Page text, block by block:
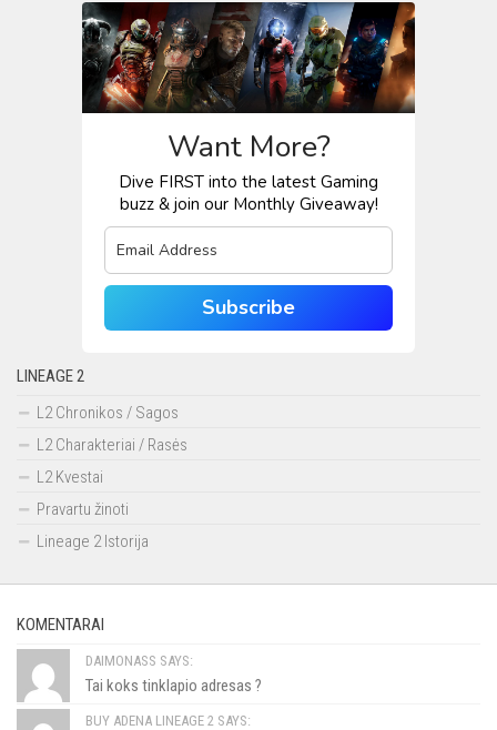
Want More?
Dive FIRST into the latest Gaming
buzz & join our Monthly Giveaway!
Subscribe
LINEAGE 2
L2 Chronikos / Sagos
L2 Charakteriai / Rasės
L2 Kvestai
Pravartu žinoti
Lineage 2 Istorija
KOMENTARAI
DAIMONASS SAYS:
Tai koks tinklapio adresas ?
BUY ADENA LINEAGE 2 SAYS: